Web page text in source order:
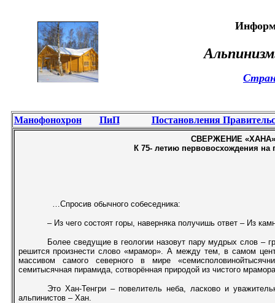
Альпинизм
Манофонохрон ПиП Постановления
СВЕРЖЕНИЕ «ХАНА»
К 75- летию первовосхождения на
…Спросив обычного собеседника:
– Из чего состоят горы, наверняка получишь ответ – Из
Более сведущие в геологии назовут пару мудрых слов –
решится произнести слово «мрамор». А между тем, в самом
массивом самого северного в мире
семитысячная пирамида, сотворённая природой из чистого
Это Хан-Тенгри – повелитель неба, ласково и
альпинистов – Хан.